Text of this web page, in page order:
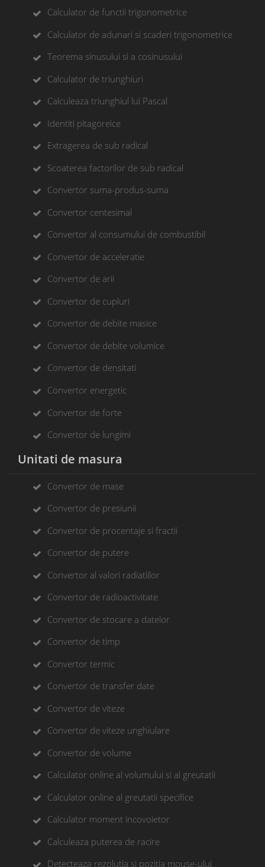
Calculator de functii trigonometrice
Calculator de adunari si scaderi trigonometrice
Teorema sinusului si a cosinusului
Calculator de triunghiuri
Calculeaza triunghiul lui Pascal
Identiti pitagoreice
Extragerea de sub radical
Scoaterea factorilor de sub radical
Convertor suma-produs-suma
Convertor centesimal
Convertor al consumului de combustibil
Convertor de acceleratie
Convertor de arii
Convertor de cupluri
Convertor de debite masice
Convertor de debite volumice
Convertor de densitati
Convertor energetic
Convertor de forte
Convertor de lungimi
Unitati de masura
Convertor de mase
Convertor de presiunii
Convertor de procentaje si fractii
Convertor de putere
Convertor al valori radiatiilor
Convertor de radioactivitate
Convertor de stocare a datelor
Convertor de timp
Convertor termic
Convertor de transfer date
Convertor de viteze
Convertor de viteze unghiulare
Convertor de volume
Calculator online al volumului si al greutatii
Calculator online al greutatii specifice
Calculator moment incovoietor
Calculeaza puterea de racire
Detecteaza rezolutia si pozitia mouse-ului